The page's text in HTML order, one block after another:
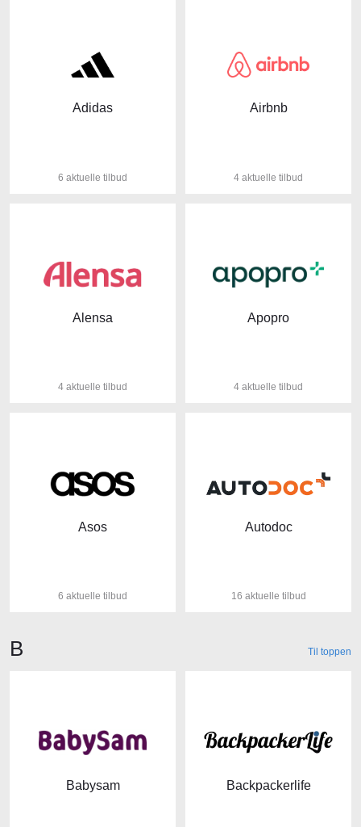
Adidas
6 aktuelle tilbud
Airbnb
4 aktuelle tilbud
Alensa
4 aktuelle tilbud
Apopro
4 aktuelle tilbud
Asos
6 aktuelle tilbud
Autodoc
16 aktuelle tilbud
Butikker der starter med bogstavet
B Til toppen
Babysam Backpackerlife